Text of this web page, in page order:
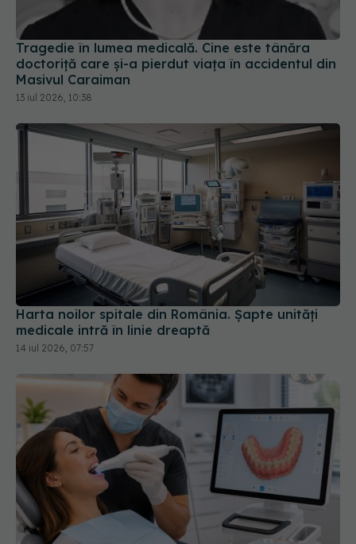
Tragedie în lumea medicală. Cine este tânăra
doctoriță care și-a pierdut viața în accidentul din
Masivul Caraiman
13 iul 2026, 10:38
Harta noilor spitale din România. Șapte unități
medicale intră în linie dreaptă
14 iul 2026, 07:57